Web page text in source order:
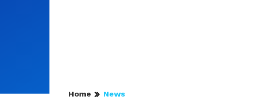
Home News